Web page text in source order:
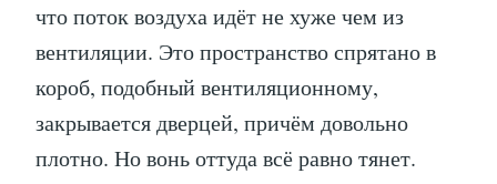
что поток воздуха идёт не хуже чем из
вентиляции. Это пространство спрятано в
короб, подобный вентиляционному,
закрывается дверцей, причём довольно
плотно. Но вонь оттуда всё равно тянет.